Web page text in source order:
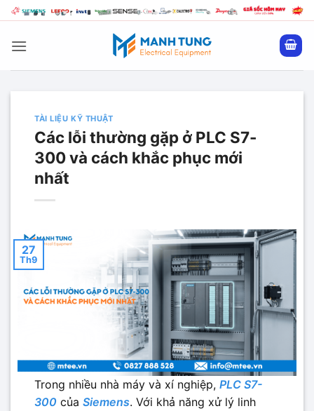
Bỏ
qua
nội
TÀI LIỆU KỸ THUẬT
Các lỗi thường gặp ở PLC S7-
300 và cách khắc phục mới
nhất
27
Th9
Trong nhiều nhà máy và xí nghiệp, PLC S7-
300 của Siemens. Với khả năng xử lý linh